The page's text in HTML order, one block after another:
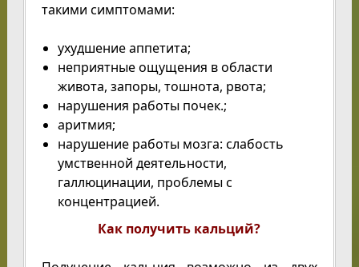
такими симптомами:
ухудшение аппетита;
неприятные ощущения в области
живота, запоры, тошнота, рвота;
нарушения работы почек.;
аритмия;
нарушение работы мозга: слабость
умственной деятельности,
галлюцинации, проблемы с
концентрацией.
Как получить кальций?